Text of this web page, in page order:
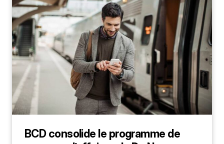
BCD consolide le programme de